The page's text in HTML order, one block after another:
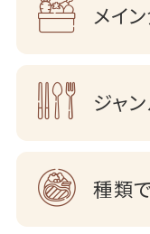
メイ
ジャ
種類